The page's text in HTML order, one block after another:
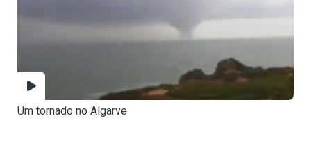
Um tornado no Algarve